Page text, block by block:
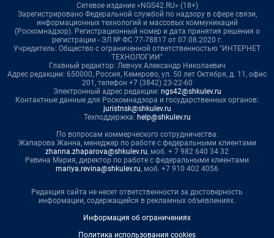
Сетевое издание «NGS42.RU» (18+)
Зарегистрировано Федеральной службой по надзору в сфере связи,
информационных технологий и массовых коммуникаций
(Роскомнадзор). Регистрационный номер и дата принятия решения о
регистрации - ЭЛ № ФС 77-78817 от 07.08.2020 г.
Учредитель: Общество с ограниченной ответственностью "ИНТЕРНЕТ
ТЕХНОЛОГИИ"
Главный редактор: Левчук Александр Николаевич
Адрес редакции: 650000, Россия, Кемерово, ул. 50 лет Октября, д. 11, офис
201, телефон +7 (3842) 23-22-60
Электронный адрес редакции: ngs42@shkulev.ru
Контактные данные для Роскомнадзора и государственных органов:
juristnsk@shkulev.ru
Техподдержка: help@shkulev.ru
По вопросам коммерческого сотрудничества:
Жапарова Жанна, менеджер по работе с федеральными клиентами
zhanna.zhaparova@shkulev.ru, моб. + 7 982 640 34 32
Ревина Мария, директор по работе с федеральными клиентами
mariya.revina@shkulev.ru, моб. +7 910 402 4056
Редакция сайта не несет ответственности за достоверность
информации, содержащейся в рекламных объявлениях.
Информация об ограничениях
Политика использования cookies